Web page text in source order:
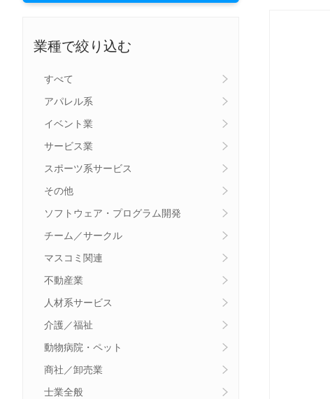
業種で絞り込む
すべて
アパレル系
イベント業
サービス業
スポーツ系サービス
その他
ソフトウェア・プログラム開発
チーム／サークル
マスコミ関連
不動産業
人材系サービス
介護／福祉
動物病院・ペット
商社／卸売業
士業全般